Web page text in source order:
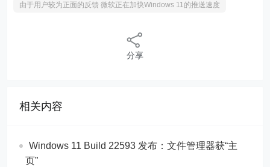
由于用户较为正面的反馈 微软正在加快Windows 11的推送速度
分享
相关内容
Windows 11 Build 22593 发布：文件管理器获“主
页”